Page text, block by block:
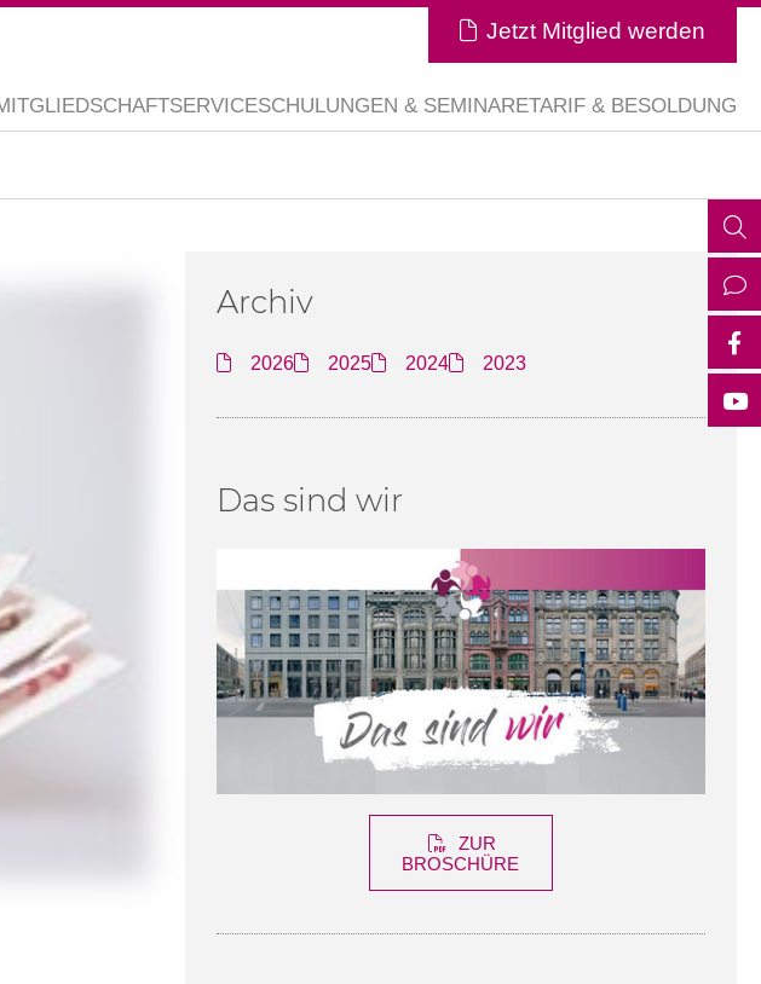
Jetzt Mitglied werden
SERVICESCHULUNGEN & SEMINARETARIF & BESOLDUNG
Archiv
2026 2025 2024 2023
Das sind wir
ZUR
BROSCHÜRE